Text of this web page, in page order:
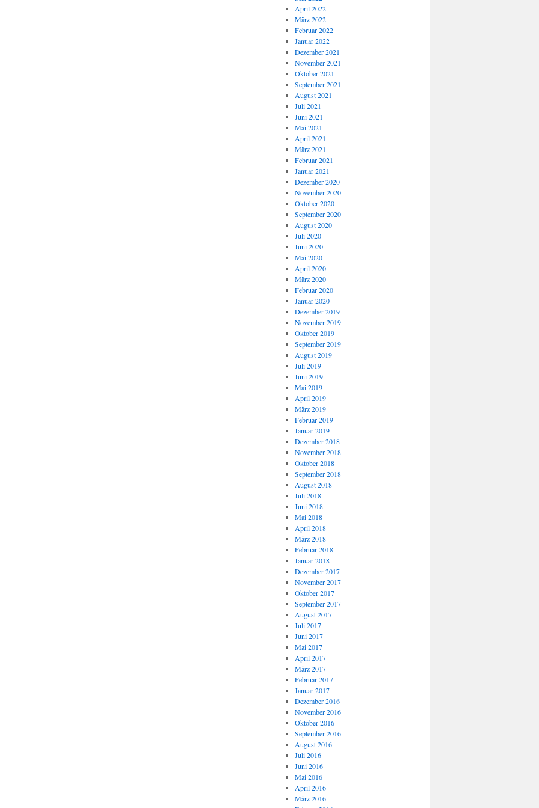
April 2022
März 2022
Februar 2022
Januar 2022
Dezember 2021
November 2021
Oktober 2021
September 2021
August 2021
Juli 2021
Juni 2021
Mai 2021
April 2021
März 2021
Februar 2021
Januar 2021
Dezember 2020
November 2020
Oktober 2020
September 2020
August 2020
Juli 2020
Juni 2020
Mai 2020
April 2020
März 2020
Februar 2020
Januar 2020
Dezember 2019
November 2019
Oktober 2019
September 2019
August 2019
Juli 2019
Juni 2019
Mai 2019
April 2019
März 2019
Februar 2019
Januar 2019
Dezember 2018
November 2018
Oktober 2018
September 2018
August 2018
Juli 2018
Juni 2018
Mai 2018
April 2018
März 2018
Februar 2018
Januar 2018
Dezember 2017
November 2017
Oktober 2017
September 2017
August 2017
Juli 2017
Juni 2017
Mai 2017
April 2017
März 2017
Februar 2017
Januar 2017
Dezember 2016
November 2016
Oktober 2016
September 2016
August 2016
Juli 2016
Juni 2016
Mai 2016
April 2016
März 2016